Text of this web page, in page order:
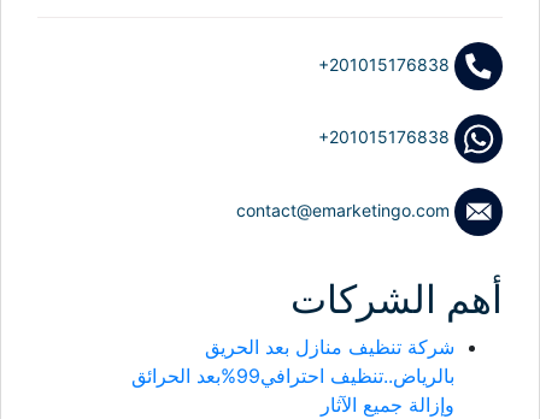
+201015176838
+201015176838
contact@emarketingo.com
أهم الشركات
شركة تنظيف منازل بعد الحريق
بالرياض..تنظيف احترافي99%بعد الحرائق
وإزالة جميع الآثار